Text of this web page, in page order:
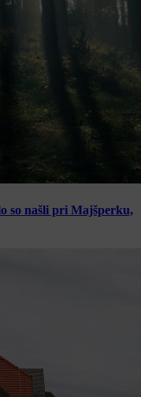
so našli pri Majšperku,